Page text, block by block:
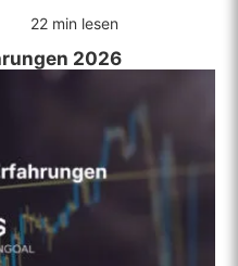
22 min lesen
2026